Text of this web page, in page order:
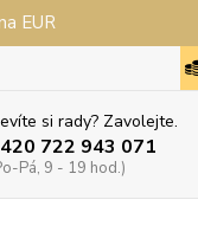
EUR
si rady? Zavolejte.
722 943 071
Pá, 9 - 19 hod.)